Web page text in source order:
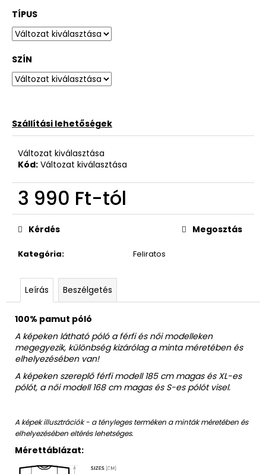
TÍPUS
SZÍN
Szállítási lehetőségek
Változat kiválasztása
Kód: Változat kiválasztása
3 990 Ft-tól
Egységár:
Kategória: Feliratos
Kérdés Megosztás
Leírás Beszélgetés
100% pamut póló
A képeken látható póló a férfi és női modelleken
megegyezik, különbség kizárólag a minta méretében és
elhelyezésében van!
A képeken szereplő férfi modell 185 cm magas és XL-es
pólót, a női modell 168 cm magas és S-es pólót visel.
A képek illusztrációk - a tényleges terméken a minták méretében és
elhelyezésében eltérés lehetséges.
Mérettáblázat: